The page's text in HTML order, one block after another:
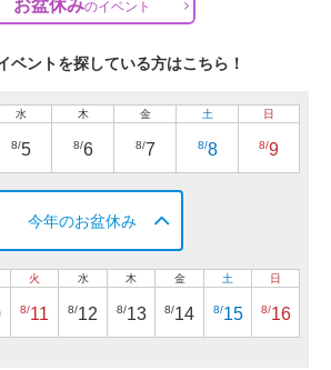
のイベント
ベントを探している方はこちら！
水
8/5
木
8/6
金
8/7
土
8/8
日
8/9
今年のお盆休み
火
8/11
水
8/12
木
8/13
金
8/14
土
8/15
日
8/16